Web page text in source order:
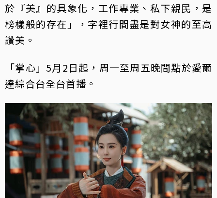
於『美』的具象化，工作專業、私下親民，是
榜樣般的存在」，字裡行間盡是對女神的至高
讚美。
「掌心」5月2日起，周一至周五晚間點於愛爾
達綜合台全台首播。